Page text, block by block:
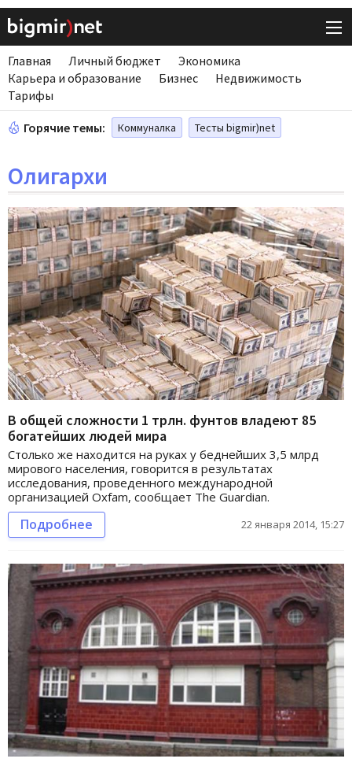
Главная Личный бюджет
Экономика
Карьера и образование
Бизнес
Недвижимость
Тарифы
Горячие темы: Коммуналка Тесты bigmir)net
Олигархи
В общей сложности 1 трлн. фунтов владеют 85
богатейших людей мира
Столько же находится на руках у беднейших 3,5 млрд
мирового населения, говорится в результатах
исследования, проведенного международной
организацией Oxfam, сообщает The Guardian.
Подробнее 22 января 2014, 15:27